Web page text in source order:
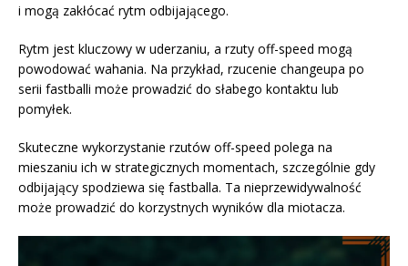
i mogą zakłócać rytm odbijającego.
Rytm jest kluczowy w uderzaniu, a rzuty off-speed mogą
powodować wahania. Na przykład, rzucenie changeupa po
serii fastballi może prowadzić do słabego kontaktu lub
pomyłek.
Skuteczne wykorzystanie rzutów off-speed polega na
mieszaniu ich w strategicznych momentach, szczególnie gdy
odbijający spodziewa się fastballa. Ta nieprzewidywalność
może prowadzić do korzystnych wyników dla miotacza.